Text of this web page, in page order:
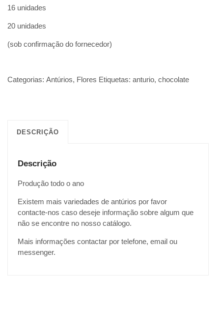
16 unidades
20 unidades
(sob confirmação do fornecedor)
Categorias: Antúrios, Flores Etiquetas: anturio, chocolate
DESCRIÇÃO
Descrição
Produção todo o ano
Existem mais variedades de antúrios por favor
contacte-nos caso deseje informação sobre algum que
não se encontre no nosso catálogo.
Mais informações contactar por telefone, email ou
messenger.